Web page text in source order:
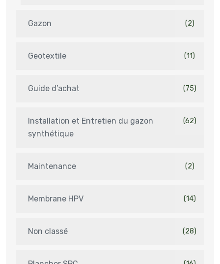
Gazon (2)
Geotextile (11)
Guide d’achat (75)
Installation et Entretien du gazon
synthétique
(62)
Maintenance (2)
Membrane HPV (14)
Non classé (28)